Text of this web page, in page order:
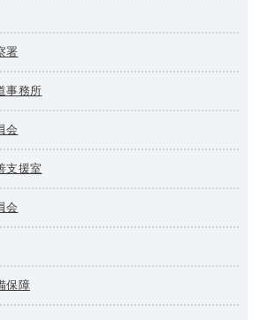
署
事務所
会
支援室
会
保障